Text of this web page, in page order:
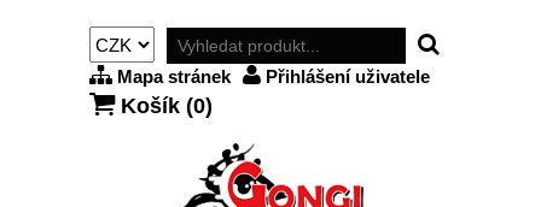
Mapa stránek Přihlášení uživatele
Košík (0)